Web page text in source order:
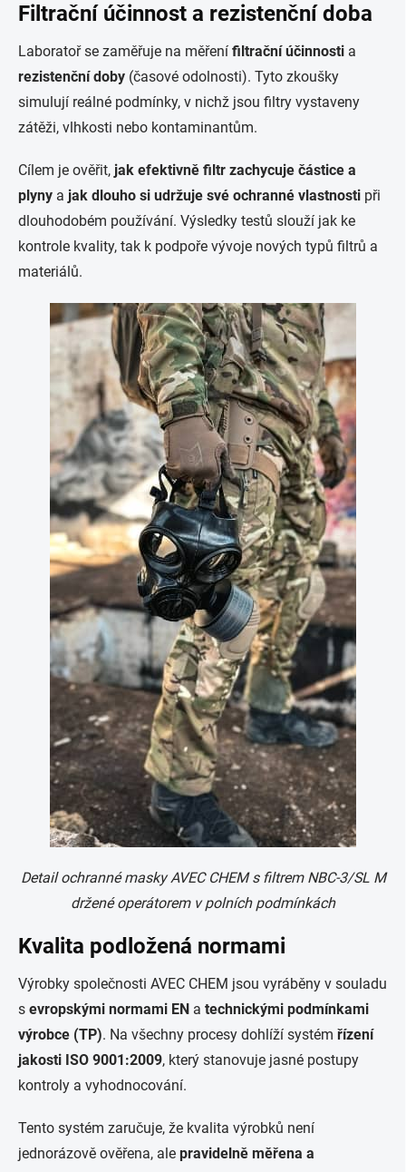
Filtrační účinnost a rezistenční doba
Laboratoř se zaměřuje na měření filtrační účinnosti a
rezistenční doby (časové odolnosti). Tyto zkoušky
simulují reálné podmínky, v nichž jsou filtry vystaveny
zátěži, vlhkosti nebo kontaminantům.
Cílem je ověřit, jak efektivně filtr zachycuje částice a
plyny a jak dlouho si udržuje své ochranné vlastnosti při
dlouhodobém používání. Výsledky testů slouží jak ke
kontrole kvality, tak k podpoře vývoje nových typů filtrů a
materiálů.
Detail ochranné masky AVEC CHEM s filtrem NBC-3/SL M
držené operátorem v polních podmínkách
Kvalita podložená normami
Výrobky společnosti AVEC CHEM jsou vyráběny v souladu
s evropskými normami EN a technickými podmínkami
výrobce (TP). Na všechny procesy dohlíží systém řízení
jakosti ISO 9001:2009, který stanovuje jasné postupy
kontroly a vyhodnocování.
Tento systém zaručuje, že kvalita výrobků není
jednorázově ověřena, ale pravidelně měřena a